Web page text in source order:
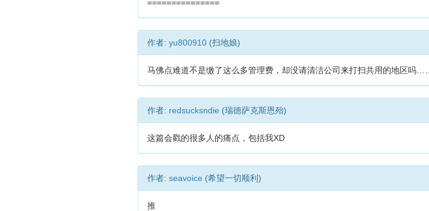
===============
作者: yu800910 (扫地娘)
马佛点难道不是缴了这么多管理费，却没请清洁公司来打扫共用的地区吗……
作者: redsucksndie (瑞德萨克斯恩殆)
这篇会戳的很多人的痛点，包括我XD
作者: seavoice (希望一切顺利)
推